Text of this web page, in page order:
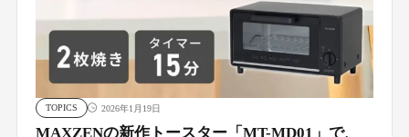
TOPICS 2026年1月19日
MAXZENの新作トースター「MT-MD01」で、